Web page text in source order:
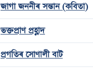
জাগা জননীৰ সন্তান (কবিতা)
ভক্তপ্রাণ প্রহ্লাদ
প্রগতিৰ সােণালী বাট